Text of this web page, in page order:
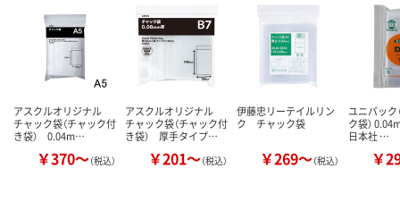
アスクルオリジナル
チャック袋（チャック付
き袋） 0.04m…
￥370～（税込）
アスクルオリジナル
チャック袋（チャック付
き袋） 厚手タイプ…
￥201～（税込）
伊藤忠リーテイルリン
ク チャック袋
￥269～（税込）
ユニパック
ク袋）
日本社 …
￥